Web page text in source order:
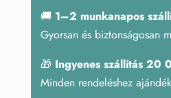
🚚 1–2 munkanapos
Gyorsan és biztonságosan
🎁 Ingyenes szállítás 20
Minden rendeléshez